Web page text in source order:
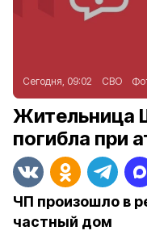
Сегодня, 09:02 СВО
Жительница
погибла при
ЧП произошло в
частный дом